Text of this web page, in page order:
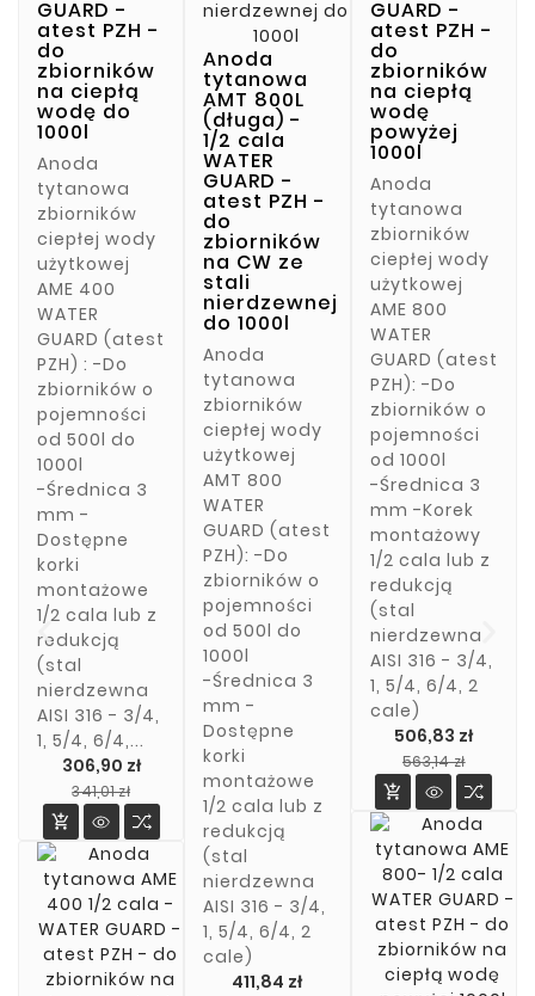
Wysokiej
jakości
tuleja
wzmacniająca
(wkładka)
ze stali
nierdzewnej
do rur PE 32,
który
zapewnia
dodatkowe
wzmocnienie
dla rur
polietylenowych.
9,00 złCena
remove


18,59 zł
remove
add

zbiorników
na ciepłą
wodę
Anoda
tytanowa
zbiorników
ciepłej wody
użytkowej
AME 200 -Do
zbiorników o
pojemności
od 50l do
400l
-Średnica 3
mm -
dostępne
korki
montażowe
1/2 cala lub
3/4 cala lub
z redukcją...
372,84 zł
remove
add

Elektroniczny
wyłącznik
ciśnieniowy
EWC
PROTECT 10
ver. 3.0 do
sterowania i
ochrony
Twojej
pompy. EAN:
5904172881007
294,22 zł
podstawowa
remove
add

add

add

GUARD -
atest PZH -
do
zbiorników
na ciepłą
wodę do
1000l
Anoda
tytanowa
zbiorników
ciepłej wody
użytkowej
AME 400
WATER
GUARD (atest
PZH) : -Do
zbiorników o
pojemności
od 500l do
1000l
-Średnica 3
mm -
Dostępne
korki
montażowe
1/2 cala lub z
redukcją
(stal
nierdzewna
AISI 316 - 3/4,
1, 5/4, 6/4,...
306,90 zł
341,01 zł
podstawowa

Anoda
tytanowa
AMT 800L
(długa) -
1/2 cala
WATER
GUARD -
atest PZH -
do
zbiorników
na CW ze
stali
nierdzewnej
do 1000l
Anoda
tytanowa
zbiorników
ciepłej wody
użytkowej
AMT 800
WATER
GUARD (atest
PZH): -Do
zbiorników o
pojemności
od 500l do
1000l
-Średnica 3
mm -
Dostępne
korki
montażowe
1/2 cala lub z
redukcją
(stal
nierdzewna
AISI 316 - 3/4,
1, 5/4, 6/4, 2
cale)
411,84 zł
GUARD -
atest PZH -
do
zbiorników
na ciepłą
wodę
powyżej
1000l
Anoda
tytanowa
zbiorników
ciepłej wody
użytkowej
AME 800
WATER
GUARD (atest
PZH): -Do
zbiorników o
pojemności
od 1000l
-Średnica 3
mm -Korek
montażowy
1/2 cala lub z
redukcją
(stal
nierdzewna
AISI 316 - 3/4,
1, 5/4, 6/4, 2
cale)
506,83 zł
563,14 zł
